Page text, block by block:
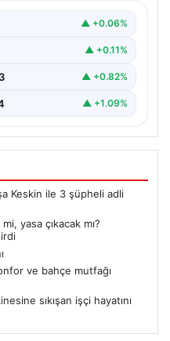
▲ +0.06%
▲ +0.11%
▲ +0.82%
▲ +1.09%
Keskin ile 3 şüpheli adli
yasa çıkacak mı?
ve bahçe mutfağı
sıkışan işçi hayatını